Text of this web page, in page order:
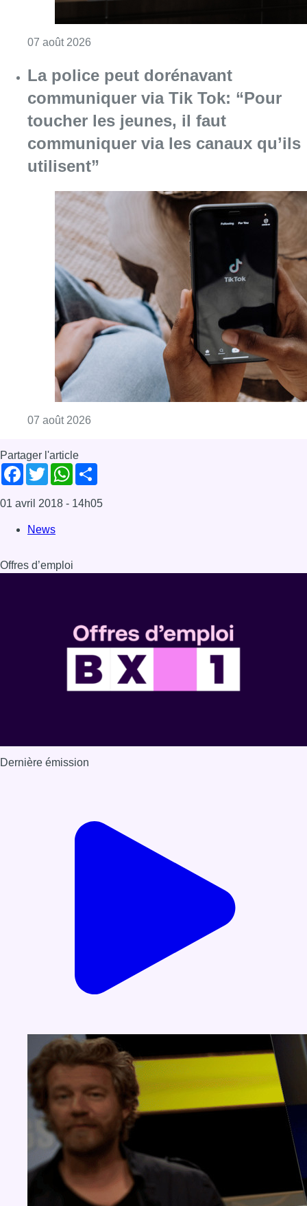
07 août 2026
La police peut dorénavant
communiquer via Tik Tok: “Pour
toucher les jeunes, il faut
communiquer via les canaux qu’ils
utilisent”
07 août 2026
Partager l'article
Facebook
TwitterWhatsApp
01 avril 2018 - 14h05
News
Offres d’emploi
Dernière émission